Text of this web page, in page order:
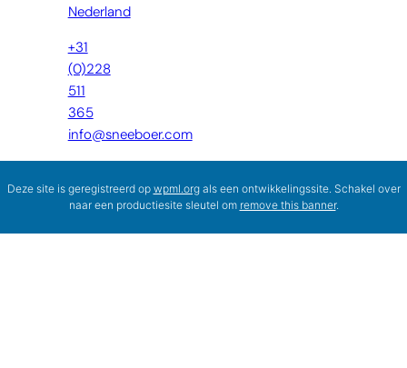
Nederland
+31
(0)228
511
365
info@sneeboer.com
Deze site is geregistreerd op wpml.orgals een ontwikkelingssite. Schakel over
naar een productiesite sleutel om remove this banner.